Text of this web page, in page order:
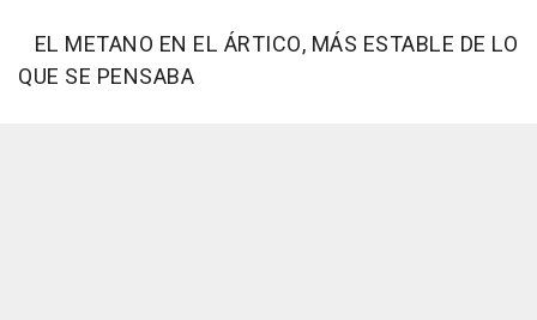
EL METANO EN EL ÁRTICO, MÁS ESTABLE DE LO
QUE SE PENSABA